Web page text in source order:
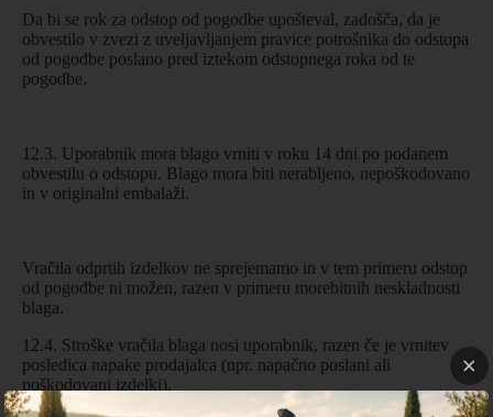
Da bi se rok za odstop od pogodbe upošteval, zadošča, da je
obvestilo v zvezi z uveljavljanjem pravice potrošnika do odstopa
od pogodbe poslano pred iztekom odstopnega roka od te
pogodbe.
12.3. Uporabnik mora blago vrniti v roku 14 dni po podanem
obvestilu o odstopu. Blago mora biti nerabljeno, nepoškodovano
in v originalni embalaži.
Vračila odprtih izdelkov ne sprejemamo in v tem primeru odstop
od pogodbe ni možen, razen v primeru morebitnih neskladnosti
blaga.
12.4. Stroške vračila blaga nosi uporabnik, razen če je vrnitev
posledica napake prodajalca (npr. napačno poslani ali
poškodovani izdelki).